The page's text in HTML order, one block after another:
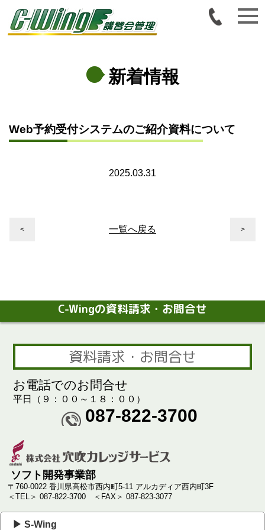
新着情報
Web予約受付システムのご紹介資料について
2025.03.31
< >
一覧へ戻る
C-Wingの資料請求・お問合せ
資料請求・お問合せ
お電話でのお問合せ
平日（９：００～１８：００）
087-822-3700
ソフト開発事業部
〒760-0022 香川県高松市西内町5-11 アルカディア西内町3F
＜TEL＞ 087-822-3700
＜FAX＞ 087-823-3077
▶ S-Wing